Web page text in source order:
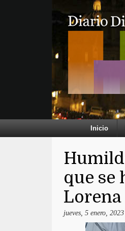
Inicio
que se
Lorena
jueves, 5 enero, 2023